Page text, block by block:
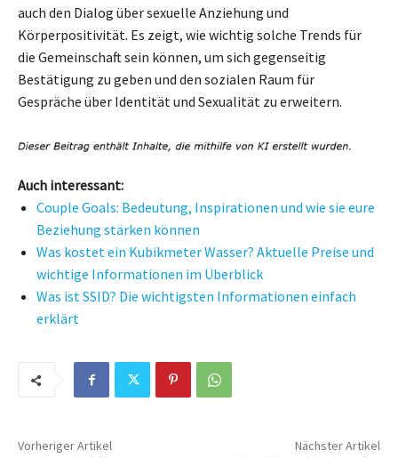
auch den Dialog über sexuelle Anziehung und
Körperpositivität. Es zeigt, wie wichtig solche Trends für
die Gemeinschaft sein können, um sich gegenseitig
Bestätigung zu geben und den sozialen Raum für
Gespräche über Identität und Sexualität zu erweitern.
Auch interessant:
Couple Goals: Bedeutung, Inspirationen und wie sie eure
Beziehung stärken können
Was kostet ein Kubikmeter Wasser? Aktuelle Preise und
wichtige Informationen im Überblick
Was ist SSID? Die wichtigsten Informationen einfach
erklärt
Vorheriger Artikel Nächster Artikel